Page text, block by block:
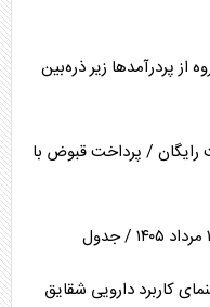
از پردرآمد‌ها زیر ذره‌بین
رایگان / پرداخت قبوض با
کاربرد دارویی شقایق